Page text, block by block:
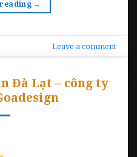
→
Leave a comment
Đà Lạt – công ty